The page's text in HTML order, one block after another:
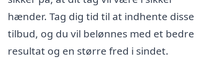
hænder. Tag dig tid til at indhente disse
tilbud, og du vil belønnes med et bedre
resultat og en større fred i sindet.